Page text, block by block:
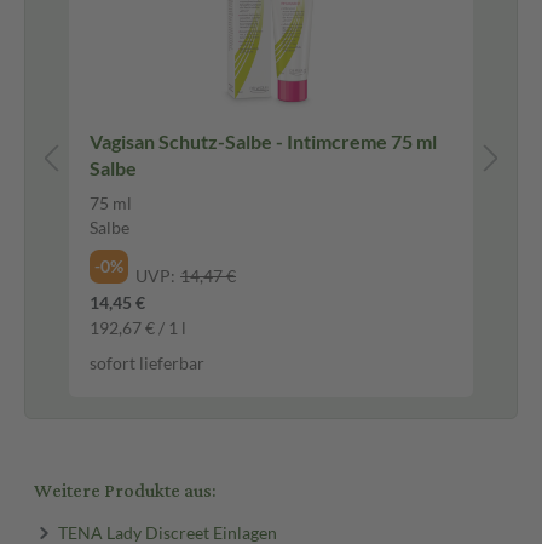
Vagisan Schutz-Salbe - Intimcreme 75 ml
Salbe
75 ml
Salbe
-0%
UVP: 14,47 €
14,45 €
192,67 € / 1 l
sofort lieferbar
Weitere Produkte aus:
TENA Lady Discreet Einlagen